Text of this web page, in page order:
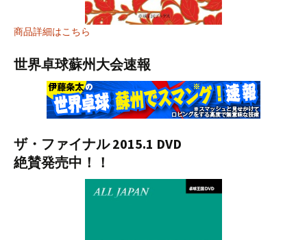
商品詳細はこちら
世界卓球蘇州大会速報
ザ・ファイナル 2015.1 DVD
絶賛発売中！！